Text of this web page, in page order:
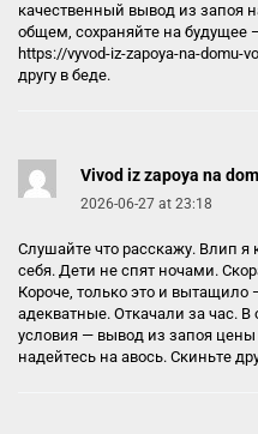
качественный вывод из запоя
общем, сохраняйте на будущее
https://vyvod-iz-zapoya-na-domu-
другу в беде.
Vivod iz zapoya na
2026-06-27 at 23:18
Слушайте что расскажу. Влип я
себя. Дети не спят ночами.
Короче, только это и
адекватные. Откачали за час.
условия — вывод из запоя цены
надейтесь на авось. Скиньте